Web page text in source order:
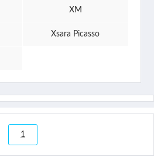
XM
Xsara Picasso
1